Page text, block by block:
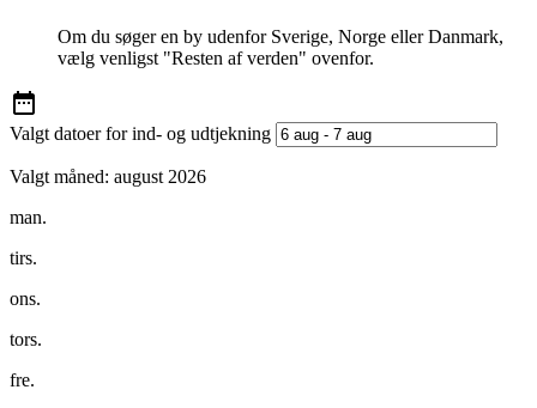
Om du søger en by udenfor Sverige, Norge eller Danmark,
vælg venligst "Resten af verden" ovenfor.
Valgt datoer for ind- og udtjekning
Valgt måned: august 2026
man.
tirs.
ons.
tors.
fre.